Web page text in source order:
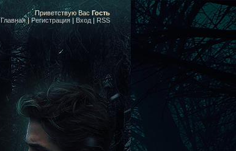
Приветствую Вас Гость
Главная|Регистрация | Вход | RSS